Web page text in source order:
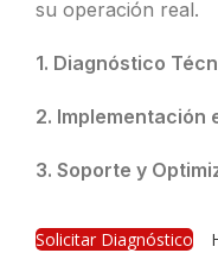
su operación real.
1. Diagnóstico
2. Implementación
3. Soporte y
Solicitar Diagnóstico